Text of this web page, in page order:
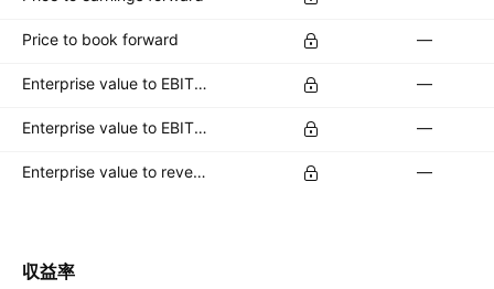
Price to book forward —
Enterprise value to EBITDA forward —
Enterprise value to EBIT forward —
Enterprise value to revenue forward —
収益率